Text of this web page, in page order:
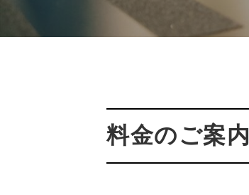
料金のご案内